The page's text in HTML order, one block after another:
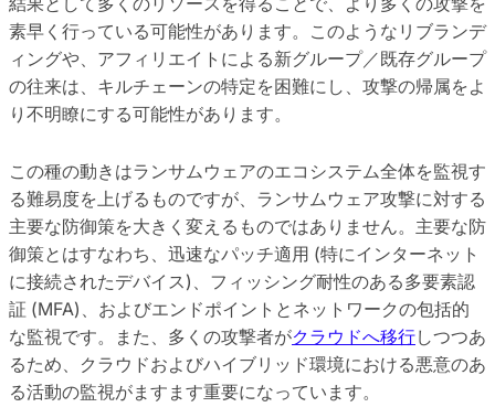
素早く行っている可能性があります。このようなリブランデ
ィングや、アフィリエイトによる新グループ／既存グループ
の往来は、キルチェーンの特定を困難にし、攻撃の帰属をよ
り不明瞭にする可能性があります。
この種の動きはランサムウェアのエコシステム全体を監視す
る難易度を上げるものですが、ランサムウェア攻撃に対する
主要な防御策を大きく変えるものではありません。主要な防
御策とはすなわち、迅速なパッチ適用 (特にインターネット
に接続されたデバイス)、フィッシング耐性のある多要素認
証 (MFA)、およびエンドポイントとネットワークの包括的
な監視です。また、多くの攻撃者がクラウドへ移行しつつあ
るため、クラウドおよびハイブリッド環境における悪意のあ
る活動の監視がますます重要になっています。